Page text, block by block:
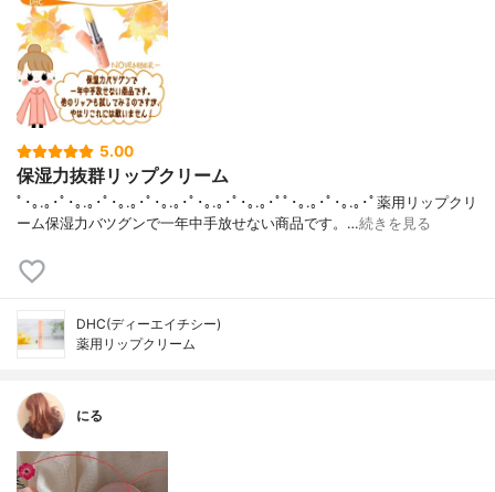
5.00
保湿力抜群リップクリーム
ﾟ･｡.｡･ﾟ･｡.｡･ﾟ･｡.｡･ﾟ･｡.｡･ﾟ･｡.｡･ﾟ･｡.｡･ﾟﾟ･｡.｡･ﾟ･｡.｡･ﾟ薬用リップクリ
ーム保湿力バツグンで一年中手放せない商品です。…続きを見る
DHC(ディーエイチシー)
薬用リップクリーム
にる